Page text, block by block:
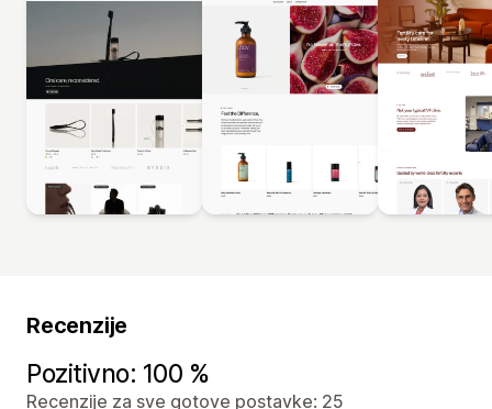
Recenzije
Pozitivno: 100 %
Recenzije za sve gotove postavke: 25